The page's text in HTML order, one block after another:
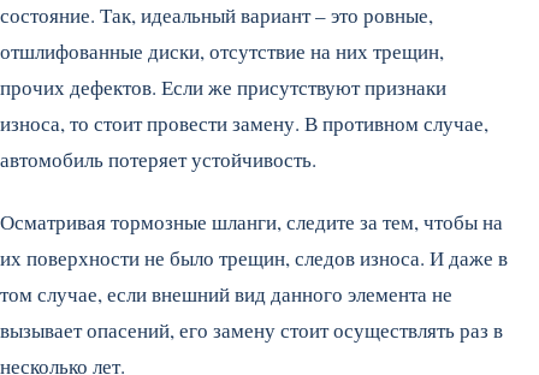
состояние. Так, идеальный вариант – это ровные,
отшлифованные диски, отсутствие на них трещин,
прочих дефектов. Если же присутствуют признаки
износа, то стоит провести замену. В противном случае,
автомобиль потеряет устойчивость.
Осматривая тормозные шланги, следите за тем, чтобы на
их поверхности не было трещин, следов износа. И даже в
том случае, если внешний вид данного элемента не
вызывает опасений, его замену стоит осуществлять раз в
несколько лет.